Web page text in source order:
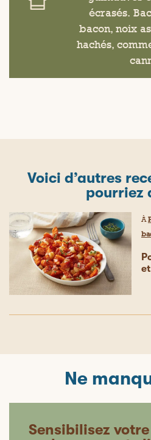
écrasés.
bacon, noix
hachés,
Voici d’autres
pourriez
À
Ne
Sensibilisez